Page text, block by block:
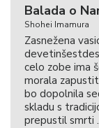
Balada o
Shohei Imamura
Zasnežena
celo zobe ima
morala
bo dopolnila
skladu s
prepustil smrti